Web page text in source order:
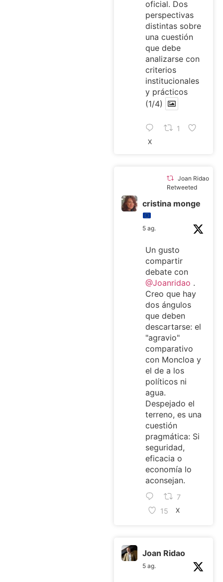
oficial. Dos
perspectivas
distintas sobre
una cuestión
que debe
analizarse con
criterios
institucionales
y prácticos
(1/4)
1
X
Joan Ridao
Retweeted
cristina monge
5 ag.
Un gusto
compartir
debate con
@Joanridao .
Creo que hay
dos ángulos
que deben
descartarse: el
"agravio"
comparativo
con Moncloa y
el de a los
políticos ni
agua.
Despejado el
terreno, es una
cuestión
pragmática: Si
seguridad,
eficacia o
economía lo
aconsejan.
7
15
X
Joan Ridao
5 ag.